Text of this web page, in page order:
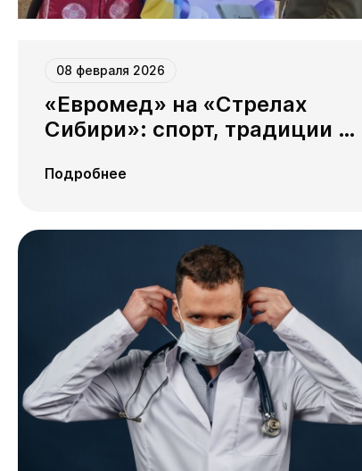
08 февраля 2026
«Евромед» на «Стрелах
Сибири»: спорт, традиции и
Подробнее